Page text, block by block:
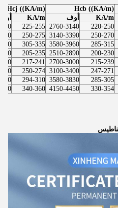
Hcb ((KA/m)
Hcj ((KA/m)
KA/m أوف KA/m
220-250
2760-3140
225-255
250-270
3140-3390
250-275
285-315
3580-3960
305-335
200-230
2510-2890
205-235
215-239
2700-3000
217-241
247-271
3100-3400
250-274
285-305
3580-3830
294-310
330-354
4150-4450
340-360